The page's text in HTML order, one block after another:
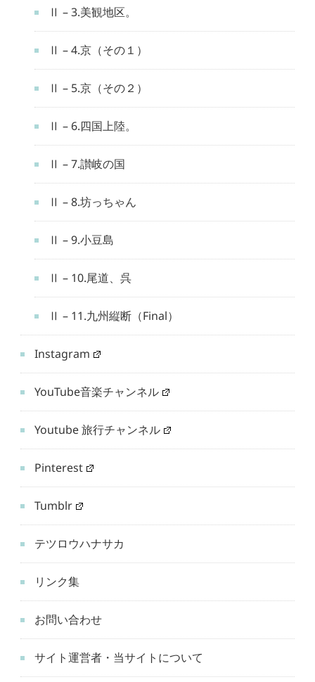
Ⅱ – 3.美観地区。
Ⅱ – 4.京（その１）
Ⅱ – 5.京（その２）
Ⅱ – 6.四国上陸。
Ⅱ – 7.讃岐の国
Ⅱ – 8.坊っちゃん
Ⅱ – 9.小豆島
Ⅱ – 10.尾道、呉
Ⅱ – 11.九州縦断（Final）
Instagram
YouTube音楽チャンネル
Youtube 旅行チャンネル
Pinterest
Tumblr
テツロウハナサカ
リンク集
お問い合わせ
サイト運営者・当サイトについて